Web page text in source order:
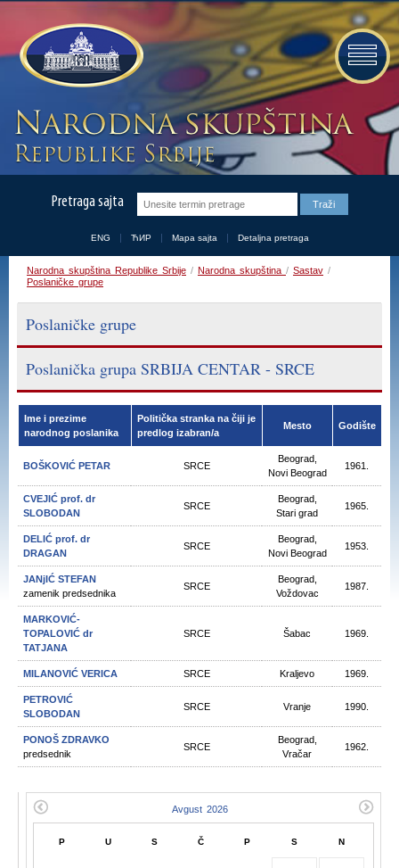
Pretraga sajta
ENG ЋИР Mapa sajta Detaljna pretraga
Narodna skupština Republike Srbije / Narodna skupština / Sastav /
Poslaničke grupe
Poslaničke grupe
Poslanička grupa SRBIJA CENTAR - SRCE
Ime i prezime
narodnog poslanika
Politička stranka na čiji je
predlog izabran/a
Mesto Godište
BOŠKOVIĆ PETAR SRCE
Beograd,
Novi Beograd
1961.
CVEJIĆ prof. dr
SLOBODAN
SRCE
Beograd,
Stari grad
1965.
DELIĆ prof. dr
DRAGAN
SRCE
Beograd,
Novi Beograd
1953.
JANjIĆ STEFAN
zamenik predsednika
SRCE
Beograd,
Voždovac
1987.
MARKOVIĆ-
TOPALOVIĆ dr
TATJANA
SRCE Šabac 1969.
MILANOVIĆ VERICA SRCE Kraljevo 1969.
PETROVIĆ
SLOBODAN
SRCE Vranje 1990.
PONOŠ ZDRAVKO
predsednik
SRCE
Beograd,
Vračar
1962.
P U S Č P S N